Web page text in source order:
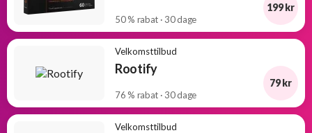
50 % rabat · 30 dage
199 kr
Velkomsttilbud
Rootify
76 % rabat · 30 dage
79 kr
Velkomsttilbud